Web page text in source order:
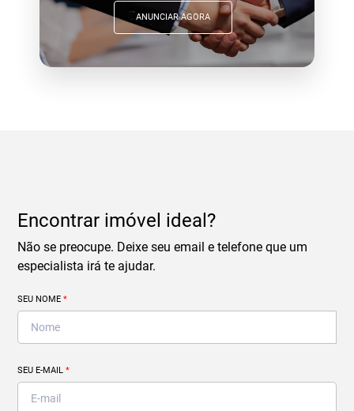
ANUNCIAR AGORA
Encontrar imóvel ideal?
Não se preocupe. Deixe seu email e telefone que um
especialista irá te ajudar.
SEU NOME*
SEU E-MAIL*